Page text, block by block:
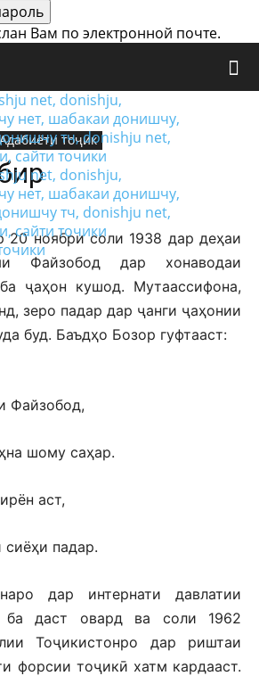
Вам по электронной почте.
Адабиёти тоҷик
20 ноябри соли 1938 дар деҳаи
Файзобод дар хонаводаи
ҷаҳон кушод. Мутаассифона,
зеро падар дар ҷанги ҷаҳонии
буд. Баъдҳо Бозор гуфтааст:
Файзобод,
шому саҳар.
аст,
падар.
дар интернати давлатии
ба даст овард ва соли 1962
Тоҷикистонро дар риштаи
форсии тоҷикӣ хатм кардааст.